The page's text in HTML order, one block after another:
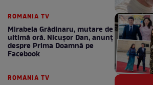
ROMANIA TV
Mirabela Grădinaru, mutare de
ultimă oră. Nicuşor Dan, anunţ
despre Prima Doamnă pe
Facebook
ROMANIA TV